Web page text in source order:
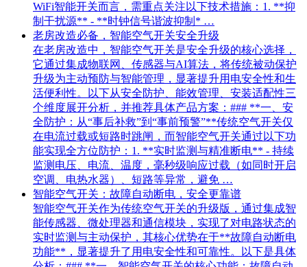
WiFi智能开关而言，需重点关注以下技术措施：1. **抑
制干扰源** - **时钟信号谐波抑制* …
老房改造必备，智能空气开关安全升级
在老房改造中，智能空气开关是安全升级的核心选择，
它通过集成物联网、传感器与AI算法，将传统被动保护
升级为主动预防与智能管理，显著提升用电安全性和生
活便利性。以下从安全防护、能效管理、安装适配性三
个维度展开分析，并推荐具体产品方案：### **一、安
全防护：从“事后补救”到“事前预警”**传统空气开关仅
在电流过载或短路时跳闸，而智能空气开关通过以下功
能实现全方位防护：1. **实时监测与精准断电** - 持续
监测电压、电流、温度，毫秒级响应过载（如同时开启
空调、电热水器）、短路等异常，避免 …
智能空气开关：故障自动断电，安全更靠谱
智能空气开关作为传统空气开关的升级版，通过集成智
能传感器、微处理器和通信模块，实现了对电路状态的
实时监测与主动保护，其核心优势在于**故障自动断电
功能**，显著提升了用电安全性和可靠性。以下是具体